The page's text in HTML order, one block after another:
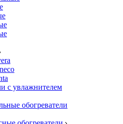
с увлажнителем
обогреватели